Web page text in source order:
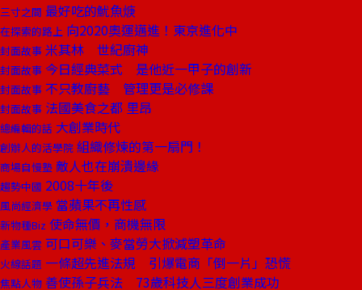
三寸之間 最好吃的魷魚焿
在探索的路上 向2020奧運邁進！東京進化中
封面故事 米其林 世紀廚神
封面故事 今日經典菜式 是他近一甲子的創新
封面故事 不只教廚藝 管理更是必修課
封面故事 法國美食之都 里昂
總編輯的話 大創業時代
創辦人的活學院 組織修煉的第一扇門！
商場自慢塾 敵人也在崩潰邊緣
趨勢中國 2008十年後
風尚經濟學 當蘋果不再性感
新物種Biz 使命無價，商機無限
產業風雲 可口可樂、麥當勞大掀減塑革命
火線話題 一條超先進法規 引爆電商「倒一片」恐慌
焦點人物 善使孫子兵法 73歲科技人三度創業成功